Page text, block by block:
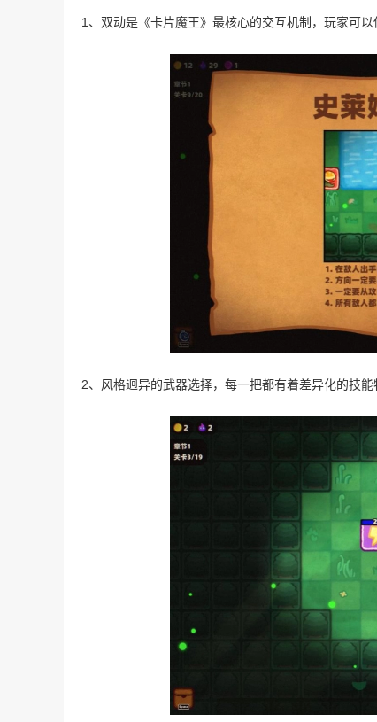
1、双动是《卡片魔王》最核心的交互机制，玩家可
2、风格迥异的武器选择，每一把都有着差异化的技能